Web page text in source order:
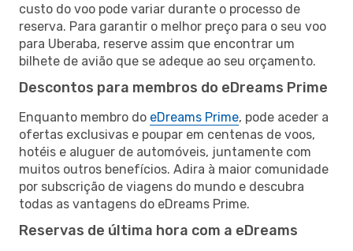
custo do voo pode variar durante o processo de
reserva. Para garantir o melhor preço para o seu voo
para Uberaba, reserve assim que encontrar um
bilhete de avião que se adeque ao seu orçamento.
Descontos para membros do eDreams Prime
Enquanto membro do eDreams Prime, pode aceder a
ofertas exclusivas e poupar em centenas de voos,
hotéis e aluguer de automóveis, juntamente com
muitos outros benefícios. Adira à maior comunidade
por subscrição de viagens do mundo e descubra
todas as vantagens do eDreams Prime.
Reservas de última hora com a eDreams